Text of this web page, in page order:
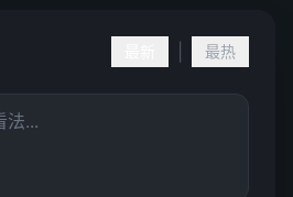
最热